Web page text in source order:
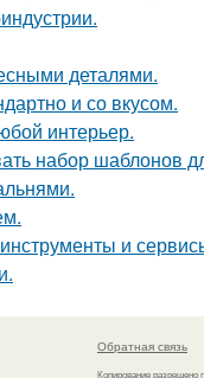
деталями.
и со вкусом.
интерьер.
набор шаблонов
и
Обратная связь
Копирование разрешено